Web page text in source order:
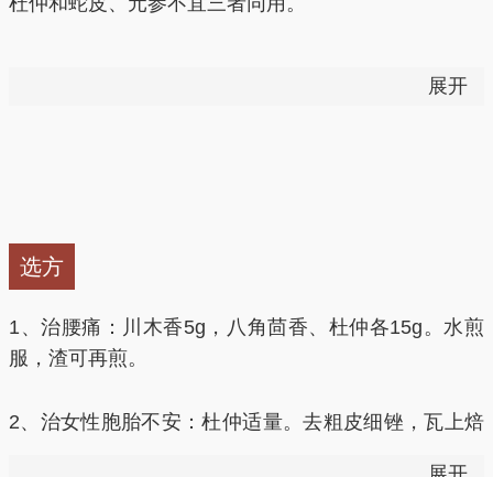
展开
选方
1、治腰痛：川木香5g，八角茴香、杜仲各15g。水煎
服，渣可再煎。
2、治女性胞胎不安：杜仲适量。去粗皮细锉，瓦上焙